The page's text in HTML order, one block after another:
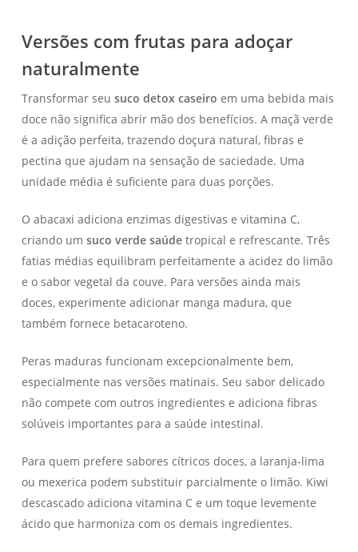
Versões com frutas para adoçar
naturalmente
Transformar seu suco detox caseiro em uma bebida mais
doce não significa abrir mão dos benefícios. A maçã verde
é a adição perfeita, trazendo doçura natural, fibras e
pectina que ajudam na sensação de saciedade. Uma
unidade média é suficiente para duas porções.
O abacaxi adiciona enzimas digestivas e vitamina C,
criando um suco verde saúdetropical e refrescante. Três
fatias médias equilibram perfeitamente a acidez do limão
e o sabor vegetal da couve. Para versões ainda mais
doces, experimente adicionar manga madura, que
também fornece betacaroteno.
Peras maduras funcionam excepcionalmente bem,
especialmente nas versões matinais. Seu sabor delicado
não compete com outros ingredientes e adiciona fibras
solúveis importantes para a saúde intestinal.
Para quem prefere sabores cítricos doces, a laranja-lima
ou mexerica podem substituir parcialmente o limão. Kiwi
descascado adiciona vitamina C e um toque levemente
ácido que harmoniza com os demais ingredientes.